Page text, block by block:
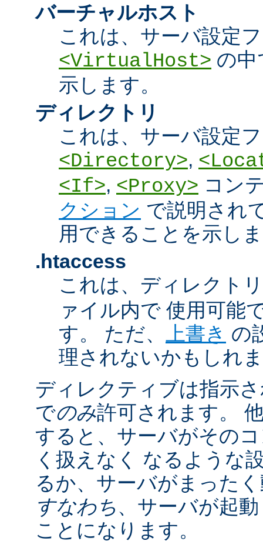
バーチャルホスト
これは、サーバ設定
<VirtualHost> の中
示します。
ディレクトリ
これは、サーバ設定
<Directory>,
<If>, <Proxy> コン
クション で説明され
用できることを示し
.htaccess
これは、ディレクトリ
ァイル内で 使用可能
す。 ただ、
上書き の
理されないかもしれ
ディレクティブは指示
でのみ許可されます。
すると、サーバがその
く扱えなく なるような
るか、サーバがまった
すなわち、サーバが起
ことになります。